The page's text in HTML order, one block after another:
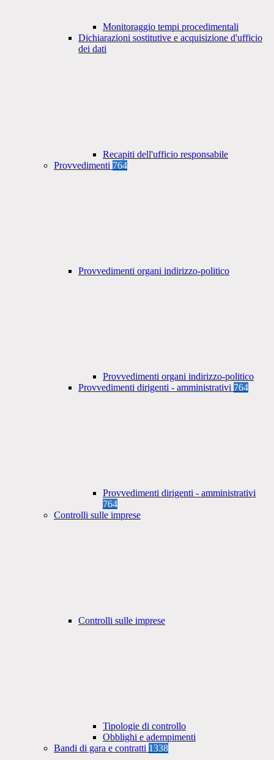
Monitoraggio tempi procedimentali
Dichiarazioni sostitutive e acquisizione d'ufficio
dei dati
Recapiti dell'ufficio responsabile
Provvedimenti 764
Provvedimenti organi indirizzo-politico
Provvedimenti organi indirizzo-politico
Provvedimenti dirigenti - amministrativi 764
Provvedimenti dirigenti - amministrativi
764
Controlli sulle imprese
Controlli sulle imprese
Tipologie di controllo
Obblighi e adempimenti
Bandi di gara e contratti 1338